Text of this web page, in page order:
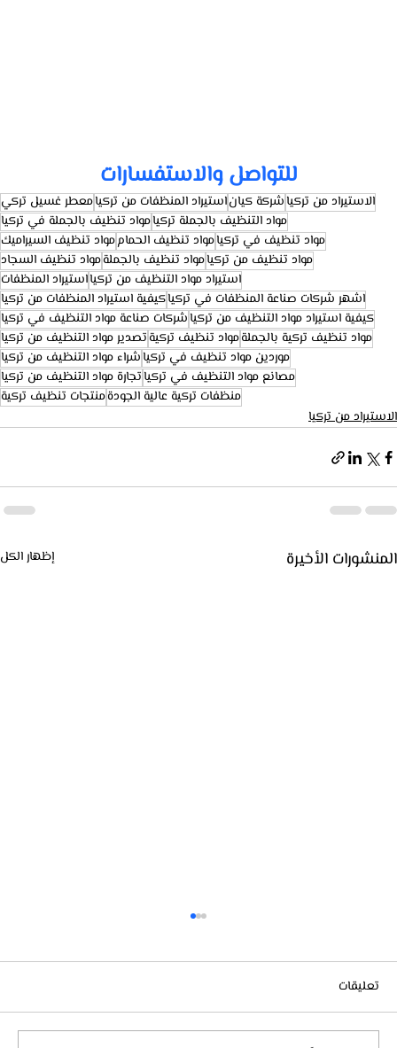
للتواصل والاستفسارات
الاستيراد من تركياشركة كياناستيراد المنظفات من تركيامعطر غسيل تركي
مواد التنظيف بالجملة تركيامواد تنظيف بالجملة في تركيا
مواد تنظيف في تركيامواد تنظيف الحماممواد تنظيف السيراميك
مواد تنظيف من تركيامواد تنظيف بالجملةمواد تنظيف السجاد
استيراد مواد التنظيف من تركيااستيراد المنظفات
اشهر شركات صناعة المنظفات في تركياكيفية استيراد المنظفات من تركيا
كيفية استيراد مواد التنظيف من تركياشركات صناعة مواد التنظيف في تركيا
مواد تنظيف تركية بالجملةمواد تنظيف تركيةتصدير مواد التنظيف من تركيا
موردين مواد تنظيف في تركياشراء مواد التنظيف من تركيا
مصانع مواد التنظيف في تركياتجارة مواد التنظيف من تركيا
منظفات تركية عالية الجودةمنتجات تنظيف تركية
الاستيراد من تركيا
المنشورات الأخيرة إظهار الكل
تعليقات